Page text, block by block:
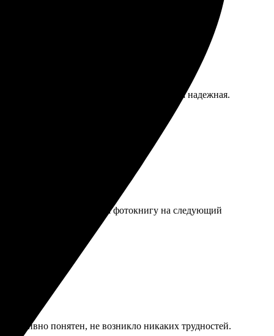
Доставка пришла вовремя, упаковка надежная.
глаз на полке. Рекомендую всем!
все вопросы. Получила фотокнигу на следующий
эмоции!
понятен, не возникло никаких трудностей.